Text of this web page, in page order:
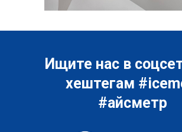
Ищите нас в
хештегам
#айсметр